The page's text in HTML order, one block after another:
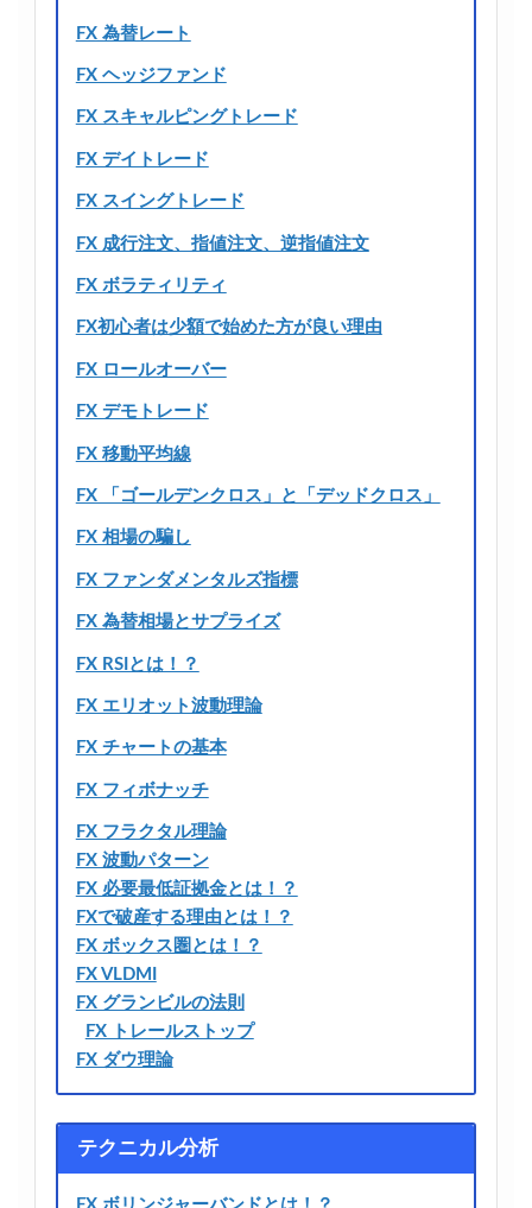
FX 為替レート
FX ヘッジファンド
FX スキャルピングトレード
FX デイトレード
FX スイングトレード
FX 成行注文、指値注文、逆指値注文
FX ボラティリティ
FX初心者は少額で始めた方が良い理由
FX ロールオーバー
FX デモトレード
FX 移動平均線
FX 「ゴールデンクロス」と「デッドクロス」
FX 相場の騙し
FX ファンダメンタルズ指標
FX 為替相場とサプライズ
FX RSIとは！？
FX エリオット波動理論
FX チャートの基本
FX フィボナッチ
FX フラクタル理論
FX 波動パターン
FX 必要最低証拠金とは！？
FXで破産する理由とは！？
FX ボックス圏とは！？
FX VLDMI
FX グランビルの法則
FX トレールストップ
FX ダウ理論
テクニカル分析